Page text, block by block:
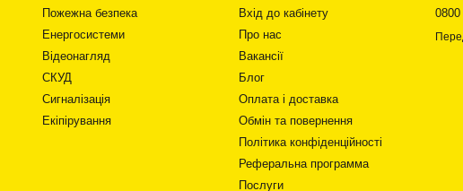
Пожежна безпека
Енергосистеми
Відеонагляд
СКУД
Сигналізація
Екіпірування
Вхід до кабінету
Про нас
Вакансії
Блог
Оплата і доставка
Обмін та повернення
Політика конфіденційності
Реферальна программа
Послуги